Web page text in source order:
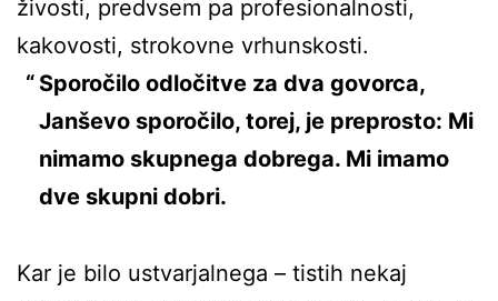
živosti, predvsem pa profesionalnosti,
kakovosti, strokovne vrhunskosti.
Sporočilo odločitve za dva govorca,
Janševo sporočilo, torej, je preprosto: Mi
nimamo skupnega dobrega. Mi imamo
dve skupni dobri.
Kar je bilo ustvarjalnega – tistih nekaj